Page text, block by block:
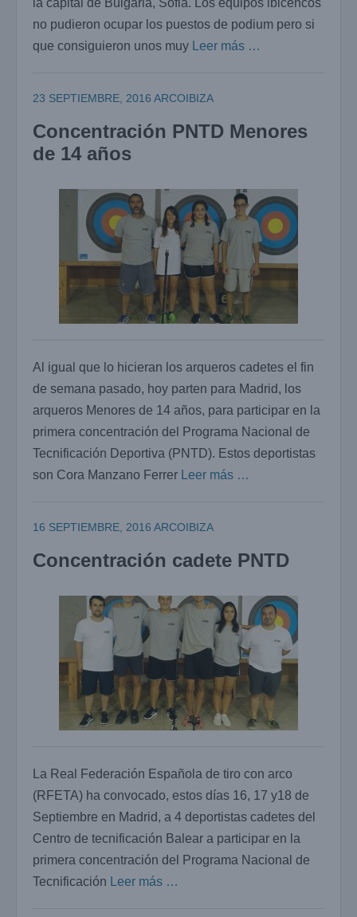
la capital de Bulgaria, Sofia. Los equipos ibicencos
no pudieron ocupar los puestos de podium pero si
que consiguieron unos muy
Leer más …
23 SEPTIEMBRE, 2016 ARCOIBIZA
Concentración PNTD Menores
de 14 años
Al igual que lo hicieran los arqueros cadetes el fin
de semana pasado, hoy parten para Madrid, los
arqueros Menores de 14 años, para participar en la
primera concentración del Programa Nacional de
Tecnificación Deportiva (PNTD). Estos deportistas
son Cora Manzano Ferrer
Leer más …
16 SEPTIEMBRE, 2016 ARCOIBIZA
Concentración cadete PNTD
La Real Federación Española de tiro con arco
(RFETA) ha convocado, estos días 16, 17 y18 de
Septiembre en Madrid, a 4 deportistas cadetes del
Centro de tecnificación Balear a participar en la
primera concentración del Programa Nacional de
Tecnificación Leer más …